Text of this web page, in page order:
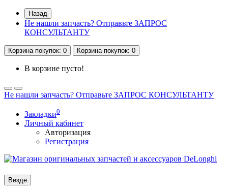
Назад
Не нашли запчасть? Отправьте ЗАПРОС
КОНСУЛЬТАНТУ
Корзинапокупок: 0 Корзинапокупок: 0
В корзине пусто!
Не нашли запчасть? Отправьте ЗАПРОС КОНСУЛЬТАНТУ
Закладки0
Личный кабинет
Авторизация
Регистрация
Везде